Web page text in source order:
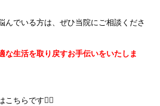
んでいる方は、ぜひ当院にご相談くださ
な生活を取り戻すお手伝いをいたしま
こちらです💁‍♀️